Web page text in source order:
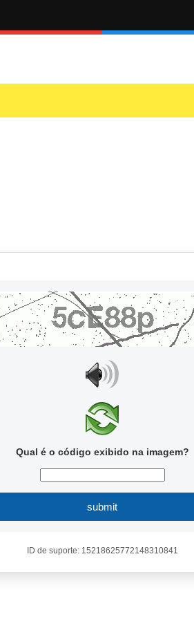
Qual é o código exibido na imagem?
submit
ID de suporte: 15218625772148310841